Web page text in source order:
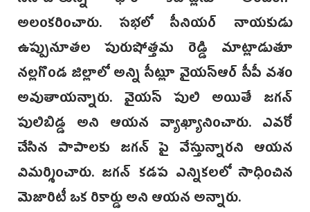
అలంకరించారు. సభలో సీనియర్ నాయకుడు
ఉప్పునూతల పురుషోత్తమ రెడ్డి మాట్లాడుతూ
నల్లగొండ జిల్లాలో అన్ని సీట్లూ వైయస్ఆర్ సీపీ వశం
అవుతాయన్నారు. వైయస్ పులి అయితే జగన్
పులిబిడ్డ అని ఆయన వ్యాఖ్యానించారు. ఎవరో
చేసిన పాపాలకు జగన్ పై వేస్తున్నారని ఆయన
విమర్శించారు. జగన్ కడప ఎన్నికలలో సాధించిన
మెజారిటీ ఒక రికార్డు అని ఆయన అన్నారు.